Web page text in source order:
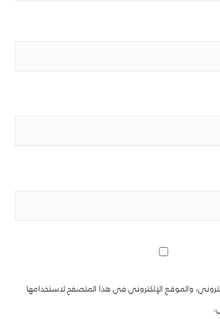
والموقع الإلكتروني في هذا المتصفح لاستخدامها